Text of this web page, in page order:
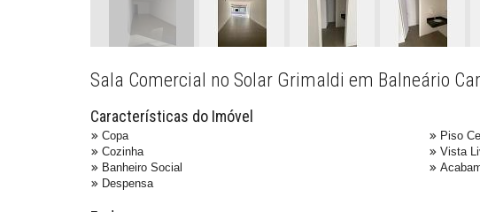
Sala Comercial no Solar Grimaldi em Balneário
Características do Imóvel
Copa
Cozinha
Banheiro Social
Despensa
Piso
Vista